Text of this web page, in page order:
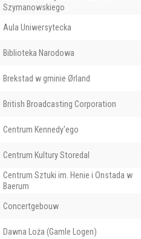
Szymanowskiego
Aula Uniwersytecka
Biblioteka Narodowa
Brekstad w gminie Ørland
British Broadcasting Corporation
Centrum Kennedy'ego
Centrum Kultury Storedal
Centrum Sztuki im. Henie i Onstada w
Baerum
Concertgebouw
Dawna Loża (Gamle Logen)